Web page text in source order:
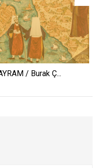
/ Burak Ç...